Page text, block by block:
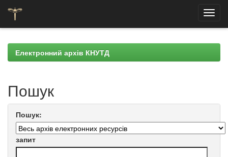
navigationЕлектронний архів КНУТД
Пошук
Пошук:
запит